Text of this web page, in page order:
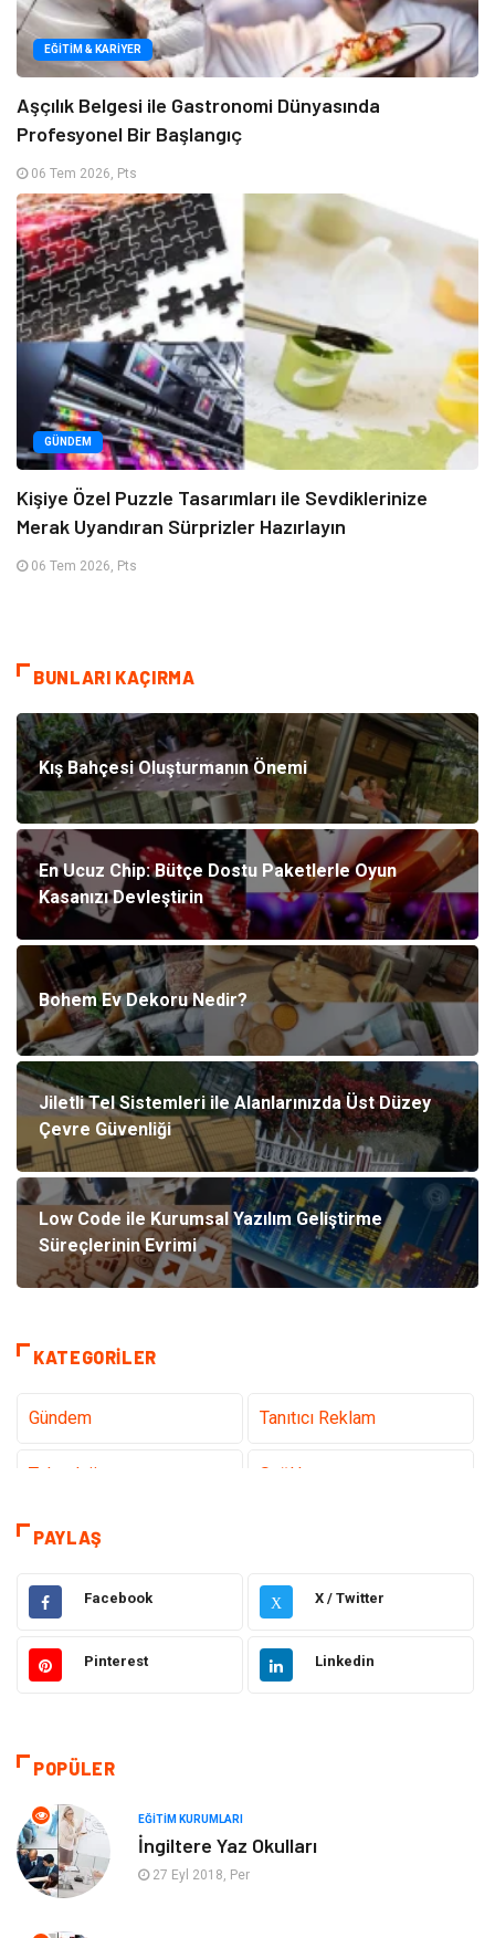
EĞITIM & KARIYER
Aşçılık Belgesi ile Gastronomi Dünyasında
Profesyonel Bir Başlangıç
06 Tem 2026, Pts
GÜNDEM
Kişiye Özel Puzzle Tasarımları ile Sevdiklerinize
Merak Uyandıran Sürprizler Hazırlayın
06 Tem 2026, Pts
BUNLARI KAÇIRMA
Kış Bahçesi Oluşturmanın Önemi
En Ucuz Chip: Bütçe Dostu Paketlerle Oyun
Kasanızı Devleştirin
Bohem Ev Dekoru Nedir?
Jiletli Tel Sistemleri ile Alanlarınızda Üst Düzey
Çevre Güvenliği
Low Code ile Kurumsal Yazılım Geliştirme
Süreçlerinin Evrimi
KATEGORILER
Gündem Tanıtıcı Reklam
Teknoloji Sağlık
Dekorasyon
Gıda Elektrik Elektronik
Bilgisayar ve Yazılım Alışveriş
Hukuk
Otomotiv
Yapı İnşaat
PAYLAŞ
Facebook X X / Twitter
Pinterest Linkedin
POPÜLER
EĞITIM KURUMLARI
İngiltere Yaz Okulları
27 Eyl 2018, Per